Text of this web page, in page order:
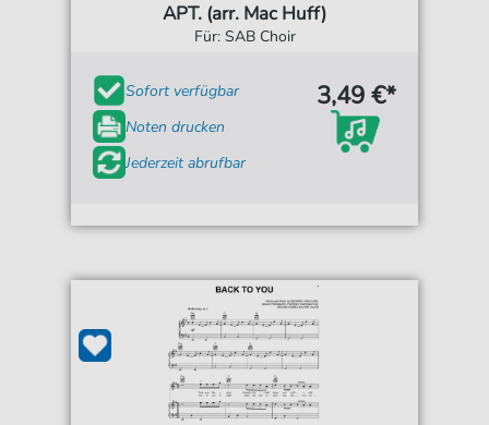
APT. (arr. Mac Huff)
Für: SAB Choir
Sofort verfügbar
Noten drucken
Jederzeit abrufbar
3,49 €*